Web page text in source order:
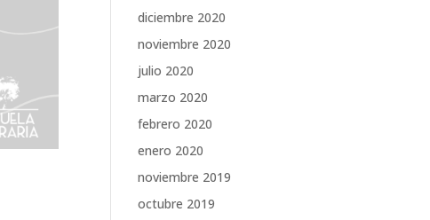
diciembre 2020
noviembre 2020
julio 2020
marzo 2020
febrero 2020
enero 2020
noviembre 2019
octubre 2019